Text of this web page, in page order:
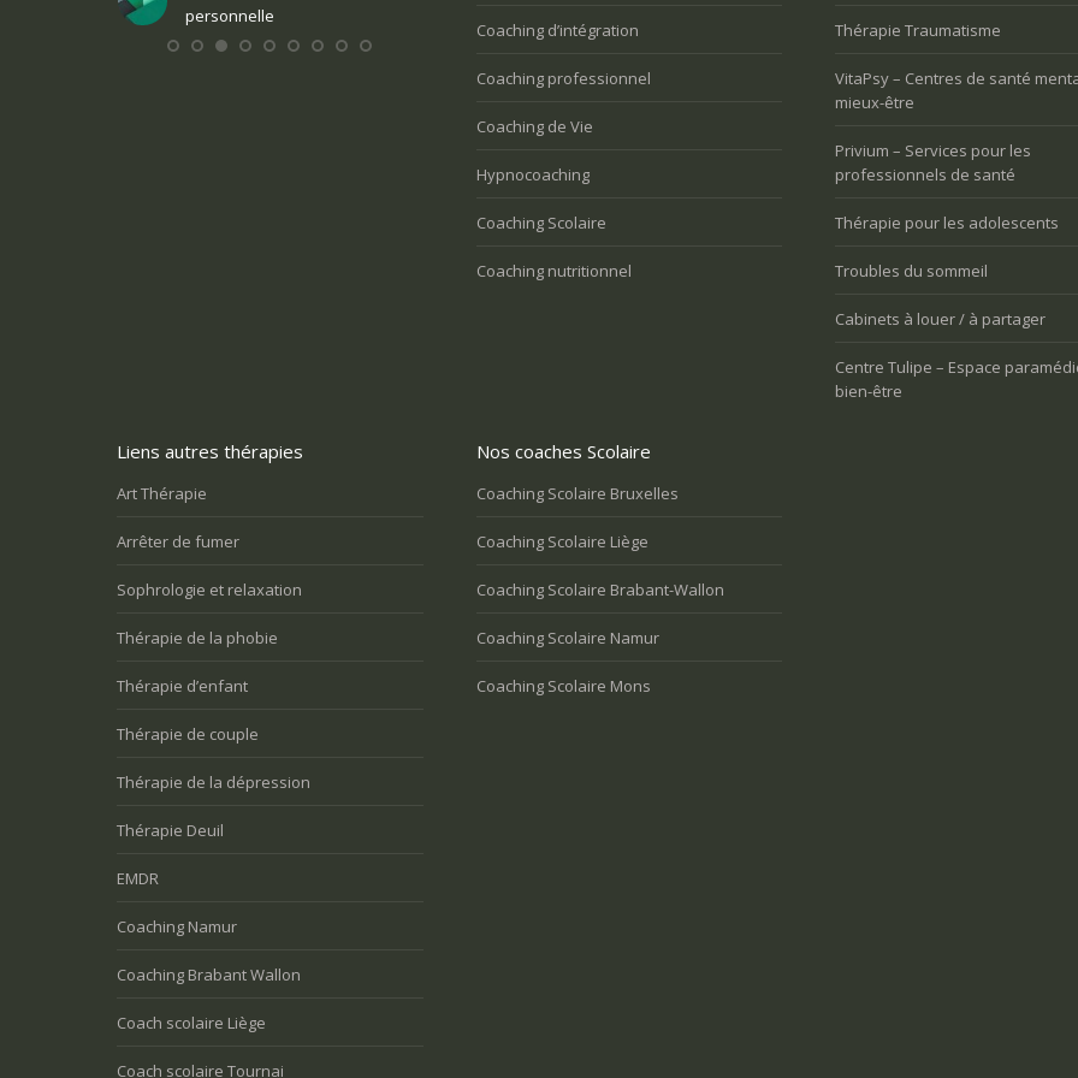
personnelle
personnelle
changement et vous êtes mal à
Coaching d’intégration
Coaching professionnel
Coaching de Vie
Hypnocoaching
Coaching Scolaire
Coaching nutritionnel
Thérapie Traumatisme
VitaPsy – Centres de santé
mieux-être
Privium – Services pour les
professionnels de santé
Thérapie pour les adolescents
Troubles du sommeil
Cabinets à louer / à partager
Centre Tulipe – Espace
bien-être
Liens autres thérapies
Art Thérapie
Arrêter de fumer
Sophrologie et relaxation
Thérapie de la phobie
Thérapie d’enfant
Thérapie de couple
Thérapie de la dépression
Thérapie Deuil
EMDR
Coaching Namur
Coaching Brabant Wallon
Coach scolaire Liège
Coach scolaire Tournai
Nos coaches Scolaire
Coaching Scolaire Bruxelles
Coaching Scolaire Liège
Coaching Scolaire Brabant-Wallon
Coaching Scolaire Namur
Coaching Scolaire Mons